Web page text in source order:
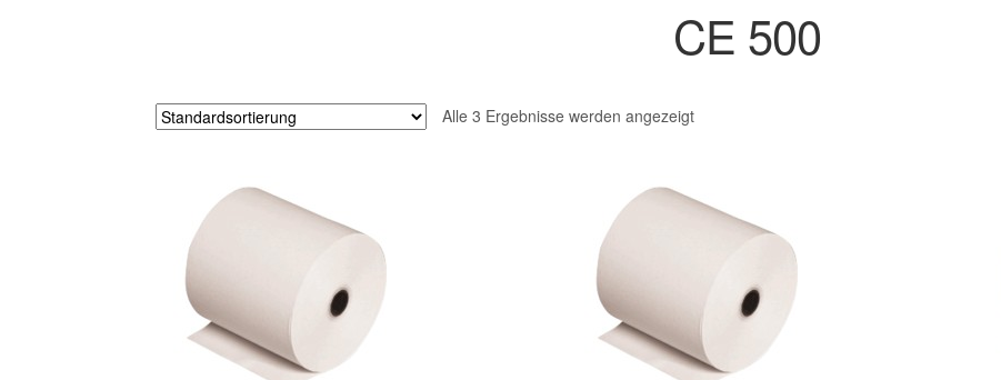
CE 500
Alle 3 Ergebnisse werden angezeigt